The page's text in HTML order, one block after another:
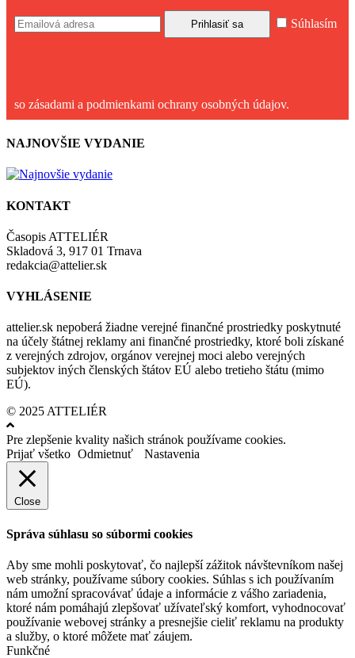
Súhlasím
so zásadami a podmienkami ochrany osobných údajov.
NAJNOVŠIE VYDANIE
KONTAKT
Časopis ATTELIÉR
Skladová 3, 917 01 Trnava
redakcia@attelier.sk
VYHLÁSENIE
attelier.sk nepoberá žiadne verejné finančné prostriedky poskytnuté
na účely štátnej reklamy ani finančné prostriedky, ktoré boli získané
z verejných zdrojov, orgánov verejnej moci alebo verejných
subjektov iných členských štátov EÚ alebo tretieho štátu (mimo
EÚ).
© 2025 ATTELIÉR
Pre zlepšenie kvality našich stránok používame cookies.
Prijať všetko Odmietnuť Nastavenia
Close
Správa súhlasu so súbormi cookies
Aby sme mohli poskytovať, čo najlepší zážitok návštevníkom našej
web stránky, používame súbory cookies. Súhlas s ich používaním
nám umožní spracovávať údaje a informácie z vášho zariadenia,
ktoré nám pomáhajú zlepšovať užívateľský komfort, vyhodnocovať
používanie webovej stránky a presnejšie cieliť reklamu na produkty
a služby, o ktoré môžete mať záujem.
Funkčné